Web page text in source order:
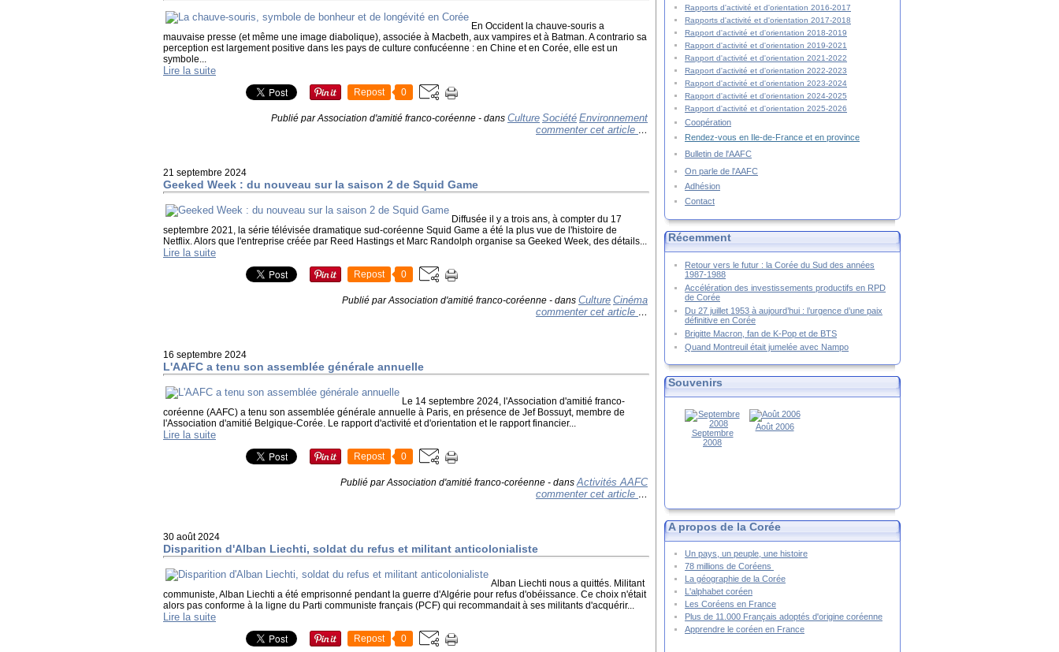
En Occident la chauve-souris a
mauvaise presse (et même une image diabolique), associée à Macbeth, aux vampires et à Batman. A contrario sa
perception est largement positive dans les pays de culture confucéenne : en Chine et en Corée, elle est un
symbole...
Lire la suite
Repost 0
Publié par Association d'amitié franco-coréenne - dans Culture Société Environnement
commenter cet article …
21 septembre 2024
Geeked Week : du nouveau sur la saison 2 de Squid Game
Diffusée il y a trois ans, à compter du 17
septembre 2021, la série télévisée dramatique sud-coréenne Squid Game a été la plus vue de l'histoire de
Netflix. Alors que l'entreprise créée par Reed Hastings et Marc Randolph organise sa Geeked Week, des détails...
Lire la suite
Repost 0
Publié par Association d'amitié franco-coréenne - dans Culture Cinéma
commenter cet article …
16 septembre 2024
L'AAFC a tenu son assemblée générale annuelle
Le 14 septembre 2024, l'Association d'amitié franco-
coréenne (AAFC) a tenu son assemblée générale annuelle à Paris, en présence de Jef Bossuyt, membre de
l'Association d'amitié Belgique-Corée. Le rapport d'activité et d'orientation et le rapport financier...
Lire la suite
Repost 0
Publié par Association d'amitié franco-coréenne - dansActivités AAFC
commenter cet article …
30 août 2024
Disparition d'Alban Liechti, soldat du refus et militant anticolonialiste
Alban Liechti nous a quittés. Militant
communiste, Alban Liechti a été emprisonné pendant la guerre d'Algérie pour refus d'obéissance. Ce choix n'était
alors pas conforme à la ligne du Parti communiste français (PCF) qui recommandait à ses militants d'acquérir...
Lire la suite
Repost 0
Rapports d'activité et d'orientation 2016-2017
Rapports d'activité et d'orientation 2017-2018
Rapport d'activité et d'orientation 2018-2019
Rapport d'activité et d'orientation 2019-2021
Rapport d'activité et d'orientation 2021-2022
Rapport d'activité et d'orientation 2022-2023
Rapport d'activité et d'orientation 2023-2024
Rapport d'activité et d'orientation 2024-2025
Rapport d'activité et d'orientation 2025-2026
Coopération
Rendez-vous en Ile-de-France et en province
Bulletin de l'AAFC
On parle de l'AAFC
Adhésion
Contact
Récemment
Retour vers le futur : la Corée du Sud des années
1987-1988
Accélération des investissements productifs en RPD
de Corée
Du 27 juillet 1953 à aujourd’hui : l’urgence d’une paix
définitive en Corée
Brigitte Macron, fan de K-Pop et de BTS
Quand Montreuil était jumelée avec Nampo
Souvenirs
Septembre
2008
Août 2006
A propos de la Corée
Un pays, un peuple, une histoire
78 millions de Coréens
La géographie de la Corée
L'alphabet coréen
Les Coréens en France
Plus de 11.000 Français adoptés d'origine coréenne
Apprendre le coréen en France